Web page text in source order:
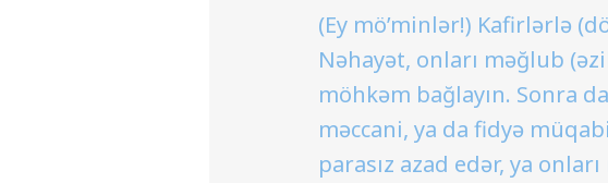
(Ey mö’minlər!) Kafirlərlə
Nəhayət, onları məğlub
möhkəm bağlayın. Sonra
məccani, ya da fidyə
parasız azad edər, ya